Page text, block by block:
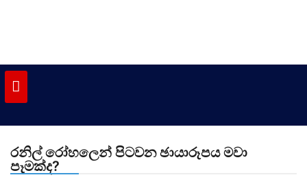
රනිල් රෝහලෙන් පිටවන ඡායාරූපය මවා
පෑමක්ද?